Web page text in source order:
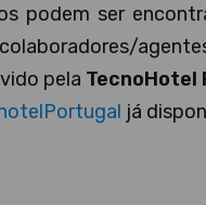
podem ser
pela TecnoHotel
já